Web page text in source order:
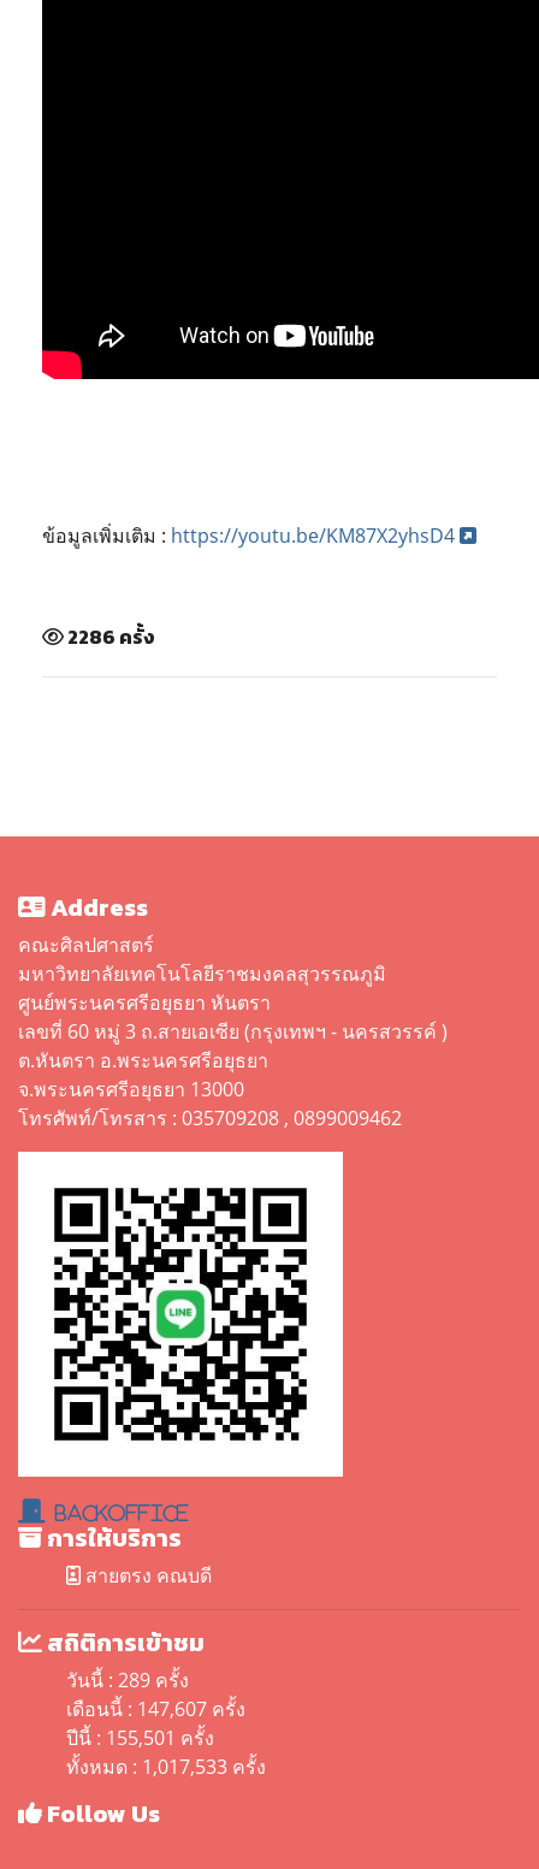
ข้อมูลเพิ่มเติม : https://youtu.be/KM87X2yhsD4
2286 ครั้ง
Address
คณะศิลปศาสตร์
มหาวิทยาลัยเทคโนโลยีราชมงคลสุวรรณภูมิ
ศูนย์พระนครศรีอยุธยา หันตรา
เลขที่ 60 หมู่ 3 ถ.สายเอเซีย (กรุงเทพฯ - นครสวรรค์ )
ต.หันตรา อ.พระนครศรีอยุธยา
จ.พระนครศรีอยุธยา 13000
โทรศัพท์/โทรสาร : 035709208 , 0899009462
BackOffice
การให้บริการ
สายตรง คณบดี
สถิติการเข้าชม
วันนี้ : 289 ครั้ง
เดือนนี้ : 147,607 ครั้ง
ปีนี้ : 155,501 ครั้ง
ทั้งหมด : 1,017,533 ครั้ง
Follow Us